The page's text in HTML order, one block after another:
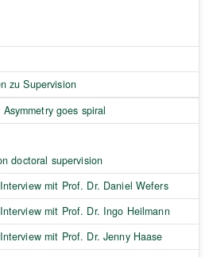
zu Supervision
goes spiral
doctoral supervision
mit Prof. Dr. Daniel Wefers
mit Prof. Dr. Ingo Heilmann
mit Prof. Dr. Jenny Haase